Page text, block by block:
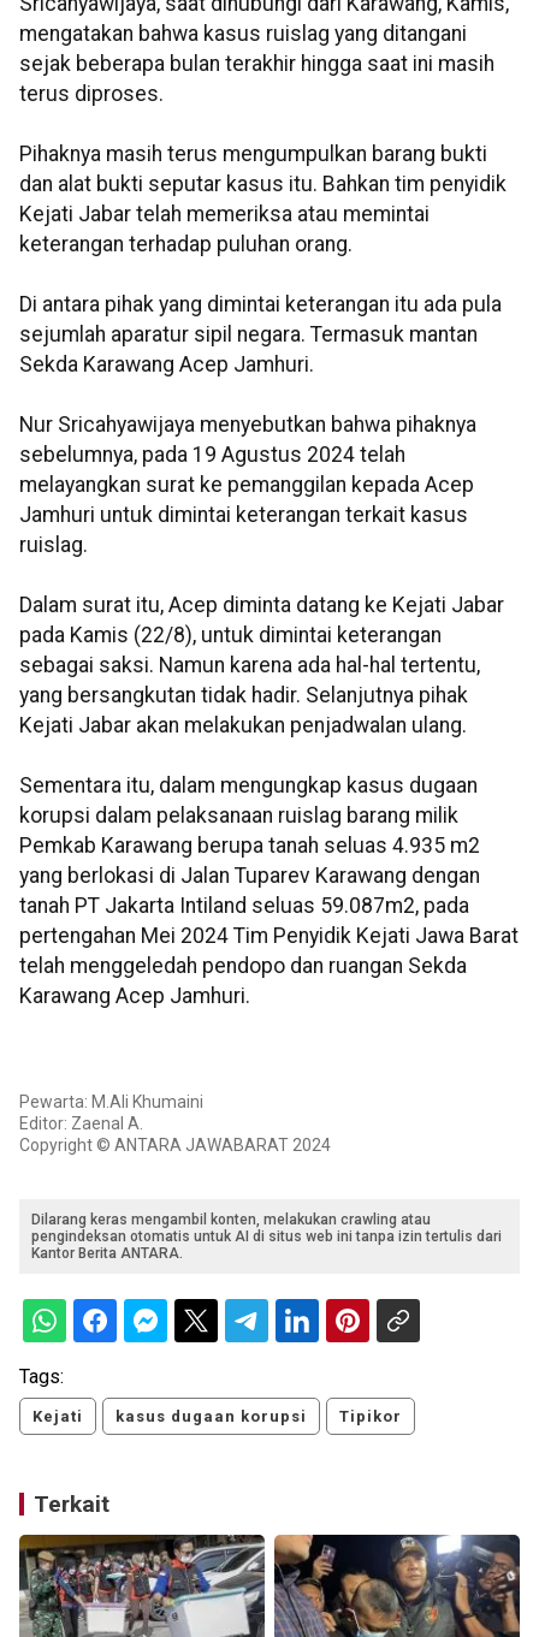
mengatakan bahwa kasus ruislag yang ditangani
sejak beberapa bulan terakhir hingga saat ini masih
terus diproses.
Pihaknya masih terus mengumpulkan barang bukti
dan alat bukti seputar kasus itu. Bahkan tim penyidik
Kejati Jabar telah memeriksa atau memintai
keterangan terhadap puluhan orang.
Di antara pihak yang dimintai keterangan itu ada pula
sejumlah aparatur sipil negara. Termasuk mantan
Sekda Karawang Acep Jamhuri.
Nur Sricahyawijaya menyebutkan bahwa pihaknya
sebelumnya, pada 19 Agustus 2024 telah
melayangkan surat ke pemanggilan kepada Acep
Jamhuri untuk dimintai keterangan terkait kasus
ruislag.
Dalam surat itu, Acep diminta datang ke Kejati Jabar
pada Kamis (22/8), untuk dimintai keterangan
sebagai saksi. Namun karena ada hal-hal tertentu,
yang bersangkutan tidak hadir. Selanjutnya pihak
Kejati Jabar akan melakukan penjadwalan ulang.
Sementara itu, dalam mengungkap kasus dugaan
korupsi dalam pelaksanaan ruislag barang milik
Pemkab Karawang berupa tanah seluas 4.935 m2
yang berlokasi di Jalan Tuparev Karawang dengan
tanah PT Jakarta Intiland seluas 59.087m2, pada
pertengahan Mei 2024 Tim Penyidik Kejati Jawa Barat
telah menggeledah pendopo dan ruangan Sekda
Karawang Acep Jamhuri.
Pewarta: M.Ali Khumaini
Editor: Zaenal A.
Copyright © ANTARA JAWABARAT 2024
Dilarang keras mengambil konten, melakukan crawling atau
pengindeksan otomatis untuk AI di situs web ini tanpa izin tertulis dari
Kantor Berita ANTARA.
Tags:
Kejati kasus dugaan korupsi Tipikor
Terkait